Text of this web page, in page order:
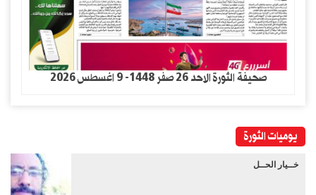
صحيفة الثورة الاحد 26 صفر 1448- 9 اغسطس 2026
يوميات الثورة
خــيار الحــل